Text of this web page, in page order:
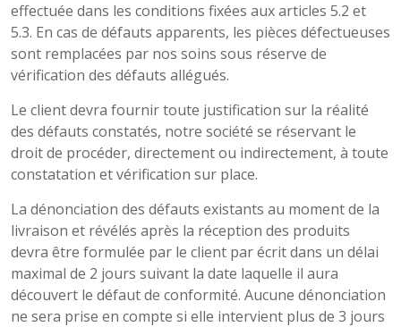
effectuée dans les conditions fixées aux articles 5.2 et
5.3. En cas de défauts apparents, les pièces défectueuses
sont remplacées par nos soins sous réserve de
vérification des défauts allégués.
Le client devra fournir toute justification sur la réalité
des défauts constatés, notre société se réservant le
droit de procéder, directement ou indirectement, à toute
constatation et vérification sur place.
La dénonciation des défauts existants au moment de la
livraison et révélés après la réception des produits
devra être formulée par le client par écrit dans un délai
maximal de 2 jours suivant la date laquelle il aura
découvert le défaut de conformité. Aucune dénonciation
ne sera prise en compte si elle intervient plus de 3 jours